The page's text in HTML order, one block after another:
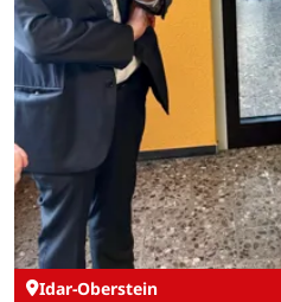
Idar-Oberstein